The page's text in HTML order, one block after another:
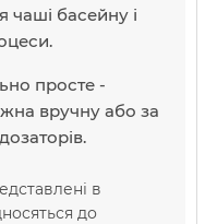
чаші басейну і
просте -
вручну або за
в
до